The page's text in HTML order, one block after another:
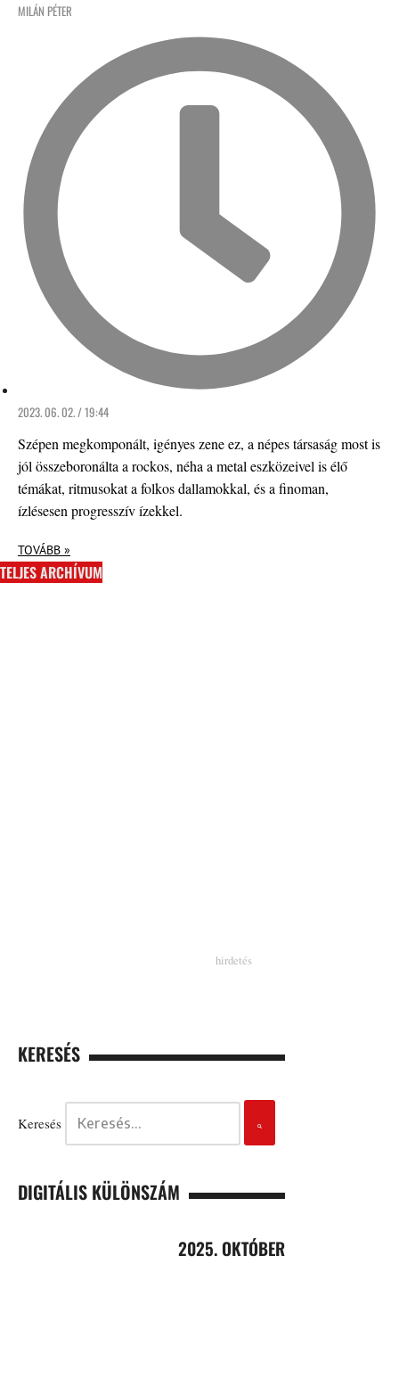
MILÁN PÉTER
2023. 06. 02. / 19:44
Szépen megkomponált, igényes zene ez, a népes társaság most is
jól összeboronálta a rockos, néha a metal eszközeivel is élő
témákat, ritmusokat a folkos dallamokkal, és a finoman,
ízlésesen progresszív ízekkel.
TOVÁBB »
TELJES ARCHÍVUM
KERESÉS
Keresés
DIGITÁLIS KÜLÖNSZÁM
2025. OKTÓBER